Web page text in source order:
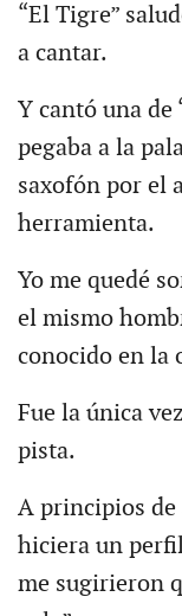
“El Tigre”
a cantar.
Y cantó una de
pegaba a la
saxofón por el
herramienta.
Yo me quedé
el mismo
conocido en la
Fue la única
pista.
A principios de
hiciera un
me sugirieron